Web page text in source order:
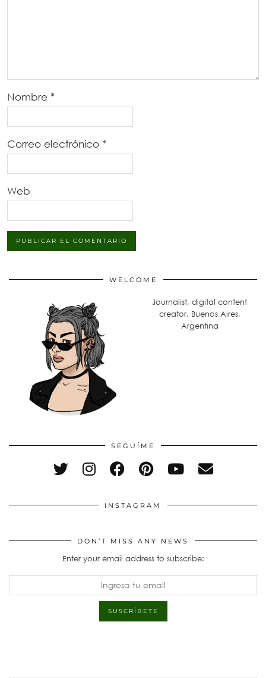
Nombre *
Correo electrónico *
Web
WELCOME
Journalist, digital content
creator. Buenos Aires,
Argentina
SEGUÍME
INSTAGRAM
DON’T MISS ANY NEWS
Enter your email address to subscribe: